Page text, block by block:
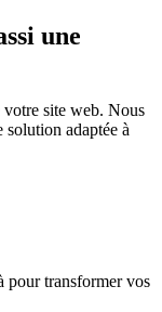
une
site web. Nous
solution adaptée à
pour transformer vos